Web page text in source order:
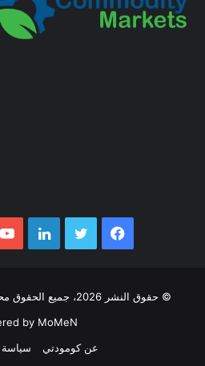
فيسبوك تويتر لينكدإن
© حقوق النشر 2026، جميع الحقوق محفوظة |
by MoMeN
عن كومودتي